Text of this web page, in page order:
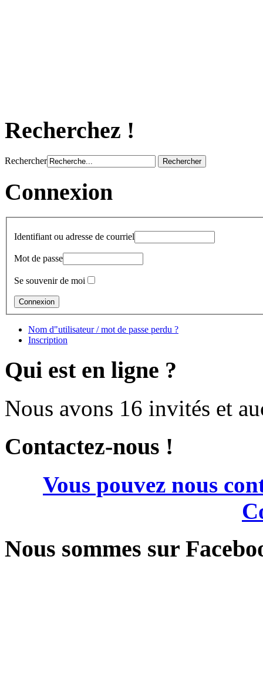
Recherchez !
Rechercher
Connexion
Identifiant ou adresse de courriel
Mot de passe
Se souvenir de moi
Nom d"utilisateur / mot de passe perdu ?
Inscription
Qui est en ligne ?
Nous avons 16 invités et
Contactez-nous !
Vous pouvez nous
Nous sommes sur